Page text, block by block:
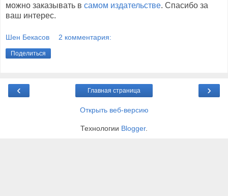
можно заказывать в самом издательстве. Спасибо за
ваш интерес.
Шен Бекасов 2 комментария:
Поделиться
‹ ›
Главная страница
Открыть веб-версию
Технологии Blogger.